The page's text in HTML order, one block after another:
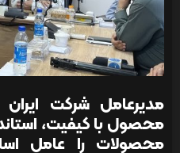
مدیرعامل شرکت ایران
محصول با کیفیت،
محصولات را عامل